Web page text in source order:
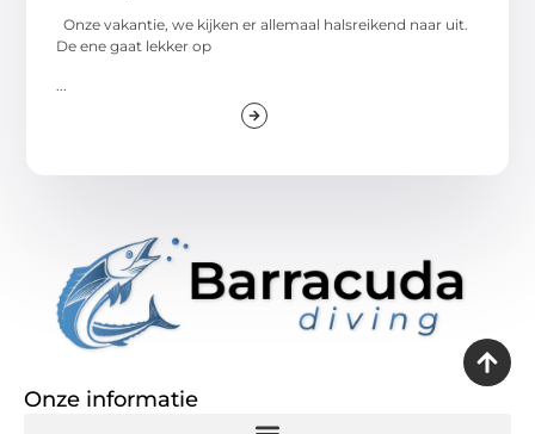
Onze vakantie, we kijken er allemaal halsreikend naar uit.
De ene gaat lekker op
Onze informatie